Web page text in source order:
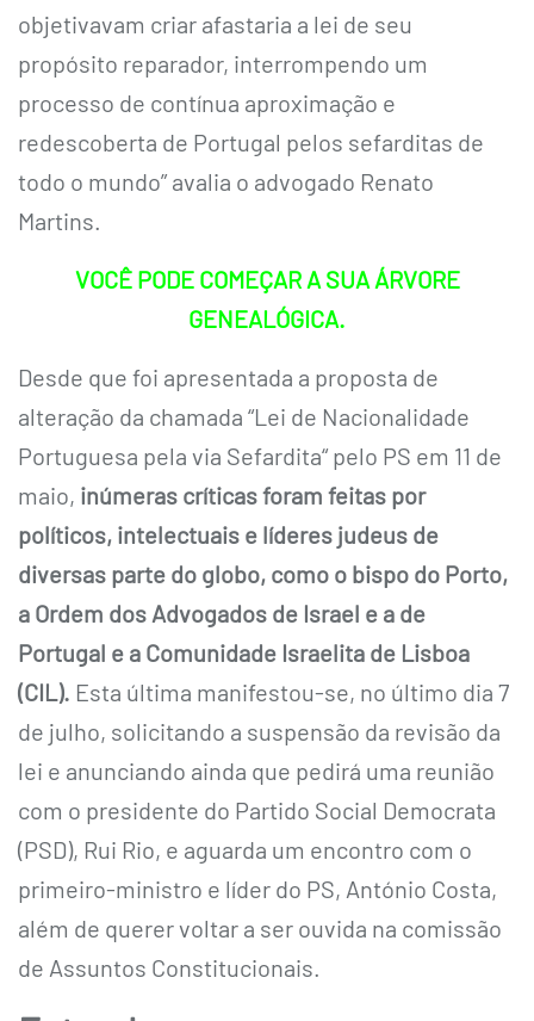
objetivavam criar afastaria a lei de seu
propósito reparador, interrompendo um
processo de contínua aproximação e
redescoberta de Portugal pelos sefarditas de
todo o mundo” avalia o advogado Renato
Martins.
VOCÊ PODE COMEÇAR A SUA ÁRVORE
GENEALÓGICA.
Desde que foi apresentada a proposta de
alteração da chamada “Lei de Nacionalidade
Portuguesa pela via Sefardita“ pelo PS em 11 de
maio, inúmeras críticas foram feitas por
políticos, intelectuais e líderes judeus de
diversas parte do globo, como o bispo do Porto,
a Ordem dos Advogados de Israel e a de
Portugal e a Comunidade Israelita de Lisboa
(CIL). Esta última manifestou-se, no último dia 7
de julho, solicitando a suspensão da revisão da
lei e anunciando ainda que pedirá uma reunião
com o presidente do Partido Social Democrata
(PSD), Rui Rio, e aguarda um encontro com o
primeiro-ministro e líder do PS, António Costa,
além de querer voltar a ser ouvida na comissão
de Assuntos Constitucionais.